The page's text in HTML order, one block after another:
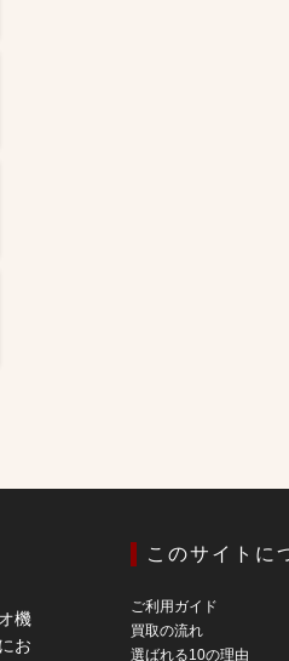
機
お
このサイトに
ご利用ガイド
買取の流れ
選ばれる10の理由